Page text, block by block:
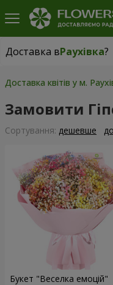
Доставка вРаухівка?
Доставка вРаухівка|
Доставка квітів у м.
Замовити
Сортування: дешевше
Букет "Веселка емоцій"